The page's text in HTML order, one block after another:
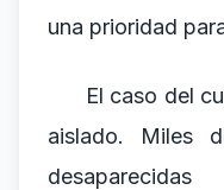
una prioridad
El caso del
aislado. Miles